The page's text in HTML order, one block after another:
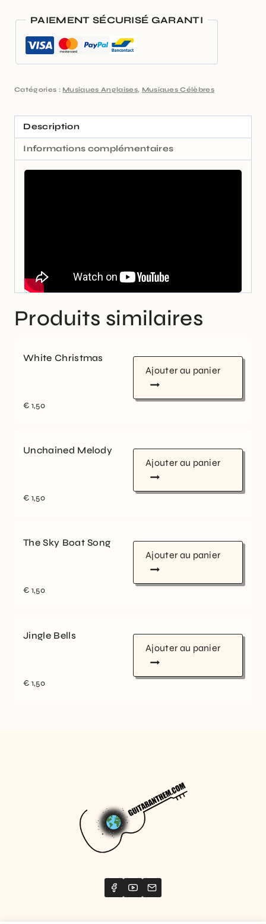
PAIEMENT SÉCURISÉ GARANTI
Catégories : Musiques Anglaises, Musiques Célèbres
Description
Informations complémentaires
Produits similaires
White Christmas
€ 1,50
Ajouter au panier
Unchained Melody
€ 1,50
Ajouter au panier
The Sky Boat Song
€ 1,50
Ajouter au panier
Jingle Bells
€ 1,50
Ajouter au panier